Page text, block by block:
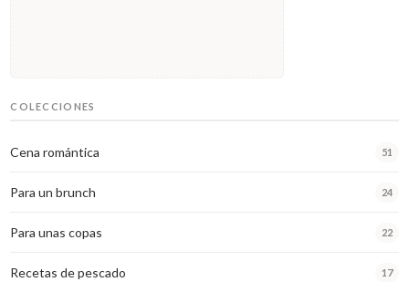
COLECCIONES
Cena romántica 51
Para un brunch 24
Para unas copas 22
Recetas de pescado 17